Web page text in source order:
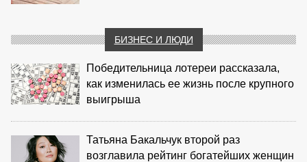
БИЗНЕС И ЛЮДИ
Победительница лотереи рассказала,
как изменилась ее жизнь после крупного
выигрыша
Татьяна Бакальчук второй раз
возглавила рейтинг богатейших женщин